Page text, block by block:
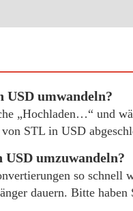
umwandeln?
„Hochladen…“ und
STL in USD
umzuwandeln?
so schnell
dauern. Bitte haben